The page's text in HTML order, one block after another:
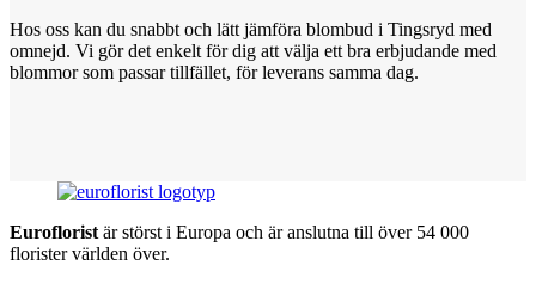
Hos oss kan du snabbt och lätt jämföra blombud i Tingsryd med
omnejd. Vi gör det enkelt för dig att välja ett bra erbjudande med
blommor som passar tillfället, för leverans samma dag.
Euroflorist är störst i Europa och är anslutna till över 54 000
florister världen över.